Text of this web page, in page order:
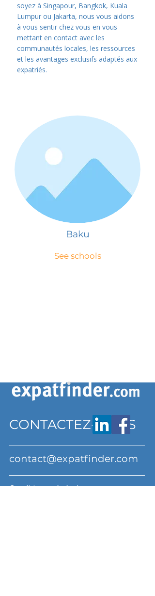
soyez à Singapour, Bangkok, Kuala
Lumpur ou Jakarta, nous vous aidons
à vous sentir chez vous en vous
mettant en contact avec les
communautés locales, les ressources
et les avantages exclusifs adaptés aux
expatriés.
Baku
See schools
CONTACTEZ-NOUS
contact@expatfinder.com
Conditions générales